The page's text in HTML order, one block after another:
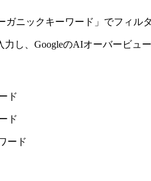
ニックキーワード」でフィル
力し、GoogleのAIオーバービュ
ド
ド
ード